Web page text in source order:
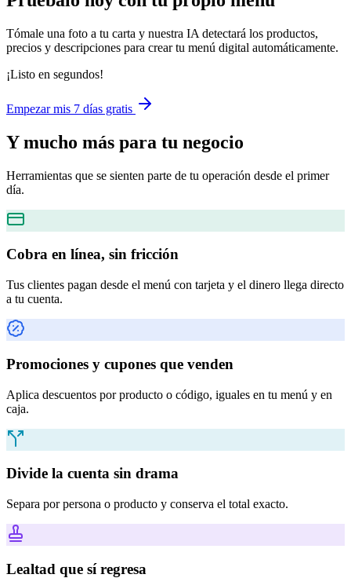
Tómale una foto a tu carta y nuestra IA detectará los productos,
precios y descripciones para crear tu menú digital automáticamente.
¡Listo en segundos!
Empezar mis 7 días gratis
Y mucho más para tu negocio
Herramientas que se sienten parte de tu operación desde el primer
día.
Cobra en línea, sin fricción
Tus clientes pagan desde el menú con tarjeta y el dinero llega directo
a tu cuenta.
Promociones y cupones que venden
Aplica descuentos por producto o código, iguales en tu menú y en
caja.
Divide la cuenta sin drama
Separa por persona o producto y conserva el total exacto.
Lealtad que sí regresa